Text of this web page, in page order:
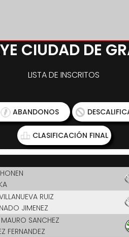
CIUDAD DE
LISTA DE INSCRITOS
ABANDONOS
CLASIFICACIÓN FINAL
RUIZ
JIMENEZ
SANCHEZ
FERNANDEZ